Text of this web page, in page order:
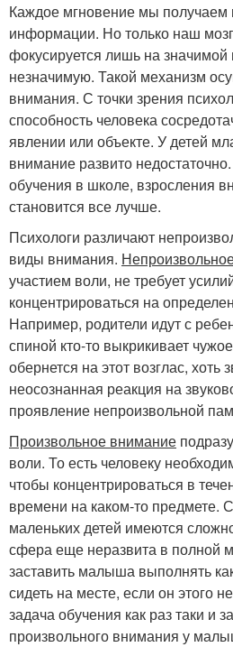
Каждое мгновение мы получаем
информации. Но только наш мозг
фокусируется лишь на
незначимую. Такой механизм
внимания. С точки зрения
способность человека
явлении или объекте. У детей
внимание развито
обучения в школе, взросления
становится все лучше.
Психологи различают
виды внимания.
участием воли, не требует
концентрироваться на
Например, родители идут с
спиной кто-то выкрикивает
обернется на этот возглас, хоть
неосознанная реакция на
проявление непроизвольной
Произвольное внимание
воли. То есть человеку
чтобы концентрироваться в
времени на каком-то предмете.
маленьких детей имеются
сфера еще неразвита в полной
заставить малыша выполнять
сидеть на месте, если он этого
задача обучения как раз таки и
произвольного внимания у